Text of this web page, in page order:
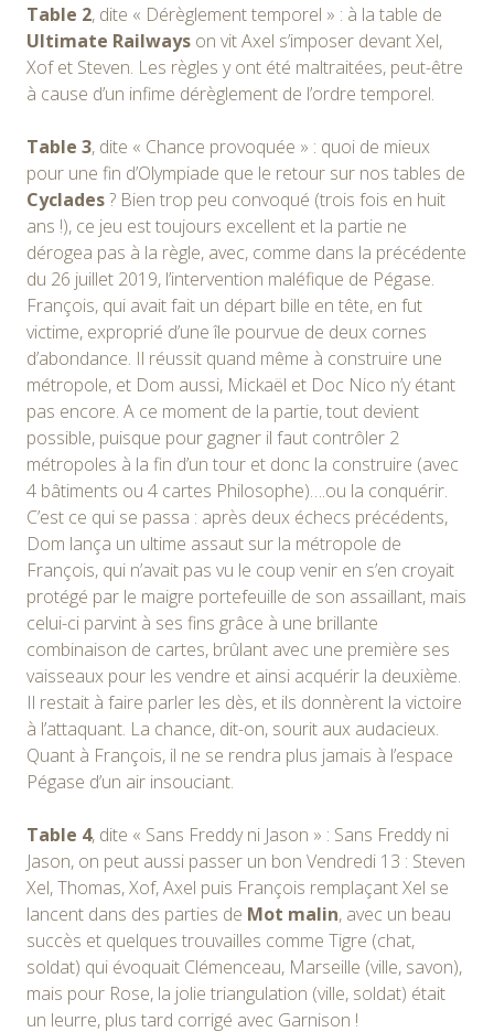
Table 2, dite « Dérèglement temporel » : à la table de
Ultimate Railways on vit Axel s’imposer devant Xel,
Xof et Steven. Les règles y ont été maltraitées, peut-être
à cause d’un infime dérèglement de l’ordre temporel.
Table 3, dite « Chance provoquée » : quoi de mieux
pour une fin d’Olympiade que le retour sur nos tables de
Cyclades? Bien trop peu convoqué (trois fois en huit
ans !), ce jeu est toujours excellent et la partie ne
dérogea pas à la règle, avec, comme dans la précédente
du 26 juillet 2019, l’intervention maléfique de Pégase.
François, qui avait fait un départ bille en tête, en fut
victime, exproprié d’une île pourvue de deux cornes
d’abondance. Il réussit quand même à construire une
métropole, et Dom aussi, Mickaël et Doc Nico n’y étant
pas encore. A ce moment de la partie, tout devient
possible, puisque pour gagner il faut contrôler 2
métropoles à la fin d’un tour et donc la construire (avec
4 bâtiments ou 4 cartes Philosophe)….ou la conquérir.
C’est ce qui se passa : après deux échecs précédents,
Dom lança un ultime assaut sur la métropole de
François, qui n’avait pas vu le coup venir en s’en croyait
protégé par le maigre portefeuille de son assaillant, mais
celui-ci parvint à ses fins grâce à une brillante
combinaison de cartes, brûlant avec une première ses
vaisseaux pour les vendre et ainsi acquérir la deuxième.
Il restait à faire parler les dès, et ils donnèrent la victoire
à l’attaquant. La chance, dit-on, sourit aux audacieux.
Quant à François, il ne se rendra plus jamais à l’espace
Pégase d’un air insouciant.
Table 4, dite « Sans Freddy ni Jason » : Sans Freddy ni
Jason, on peut aussi passer un bon Vendredi 13 : Steven
Xel, Thomas, Xof, Axel puis François remplaçant Xel se
lancent dans des parties de Mot malin, avec un beau
succès et quelques trouvailles comme Tigre (chat,
soldat) qui évoquait Clémenceau, Marseille (ville, savon),
mais pour Rose, la jolie triangulation (ville, soldat) était
un leurre, plus tard corrigé avec Garnison !